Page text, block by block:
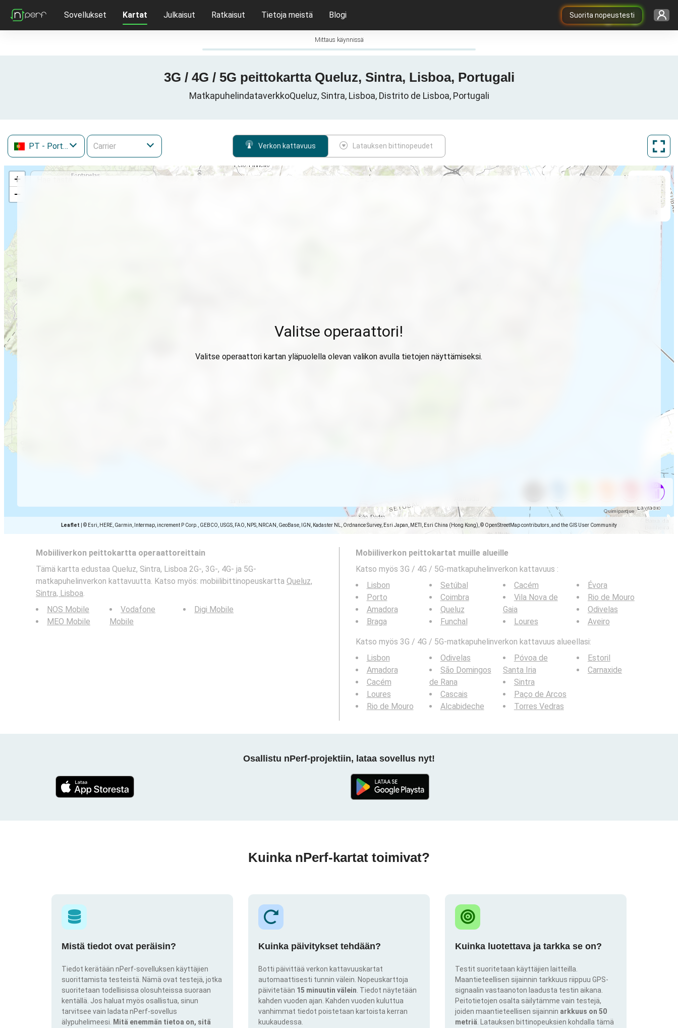
Suorita nopeustesti
Sovellukset Kartat Julkaisut Ratkaisut Tietoja meistä Blogi
Mittaus käynnissä
3G / 4G / 5G peittokartta Queluz, Sintra, Lisboa, Portugali
MatkapuhelindataverkkoQueluz, Sintra, Lisboa, Distrito de Lisboa, Portugali
PT - Portugali Verkon kattavuus Latauksen bittinopeudet
+
−
Leaflet © Esri, HERE, Garmin, Intermap, increment P Corp., GEBCO, USGS, FAO, NPS, NRCAN, GeoBase, IGN, Kadaster NL, Ordnance Survey, Esri Japan, METI, Esri China (Hong Kong), © OpenStreetMap contributors, and the GIS User Community
Valitse operaattori!
Valitse operaattori kartan yläpuolella olevan valikon avulla tietojen näyttämiseksi.
Mobiiliverkon peittokartta operaattoreittain
Tämä kartta edustaa Queluz, Sintra, Lisboa 2G-, 3G-, 4G- ja 5G-
matkapuhelinverkon kattavuutta. Katso myös: mobiilibittinopeuskartta Queluz,
Sintra, Lisboa.
NOS Mobile
MEO Mobile
Vodafone
Mobile
Digi Mobile
Mobiiliverkon peittokartat muille alueille
Katso myös 3G / 4G / 5G-matkapuhelinverkon kattavuus :
Lisbon
Porto
Amadora
Braga
Setúbal
Coimbra
Queluz
Funchal
Cacém
Vila Nova de
Gaia
Loures
Évora
Rio de Mouro
Odivelas
Aveiro
Katso myös 3G / 4G / 5G-matkapuhelinverkon kattavuus alueellasi:
Lisbon
Amadora
Cacém
Loures
Rio de Mouro
Odivelas
São Domingos
de Rana
Cascais
Alcabideche
Póvoa de
Santa Iria
Sintra
Paço de Arcos
Torres Vedras
Estoril
Carnaxide
Osallistu nPerf-projektiin, lataa sovellus nyt!
Kuinka nPerf-kartat toimivat?
Mistä tiedot ovat peräisin?
Tiedot kerätään nPerf-sovelluksen käyttäjien
suorittamista testeistä. Nämä ovat testejä, jotka
suoritetaan todellisissa olosuhteissa suoraan
kentällä. Jos haluat myös osallistua, sinun
tarvitsee vain ladata nPerf-sovellus
älypuhelimeesi.
Mitä enemmän tietoa on, sitä
Kuinka päivitykset tehdään?
Botti päivittää verkon kattavuuskartat
automaattisesti tunnin välein. Nopeuskarttoja
päivitetään 15 minuutin välein . Tiedot näytetään
kahden vuoden ajan. Kahden vuoden kuluttua
vanhimmat tiedot poistetaan kartoista kerran
kuukaudessa.
Kuinka luotettava ja tarkka se on?
Testit suoritetaan käyttäjien laitteilla.
Maantieteellisen sijainnin tarkkuus riippuu GPS-
signaalin vastaanoton laadusta testin aikana.
Peitotietojen osalta säilytämme vain testejä,
joiden maantieteellisen sijainnin arkkuus on 50
metriä . Latauksen bittinopeuksien kohdalla tämä